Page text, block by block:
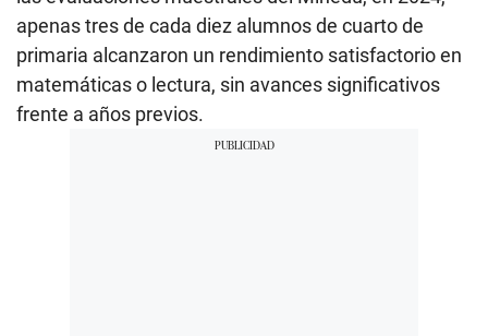
apenas tres de cada diez alumnos de cuarto de
primaria alcanzaron un rendimiento satisfactorio en
matemáticas o lectura, sin avances significativos
frente a años previos.